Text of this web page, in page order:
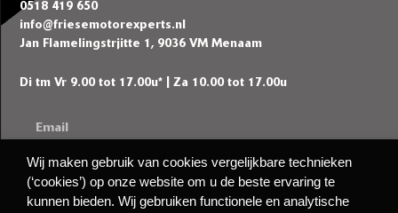
0518 419 650
info@friesemotorexperts.nl
Jan Flamelingstrjitte 1, 9036 VM Menaam
Di tm Vr 9.00 tot 17.00u* | Za 10.00 tot 17.00u
ABONNEER
NIEUWSBRIEF
Wij maken gebruik van cookies vergelijkbare technieken
(‘cookies’) op onze website om u de beste ervaring te
kunnen bieden. Wij gebruiken functionele en analytische